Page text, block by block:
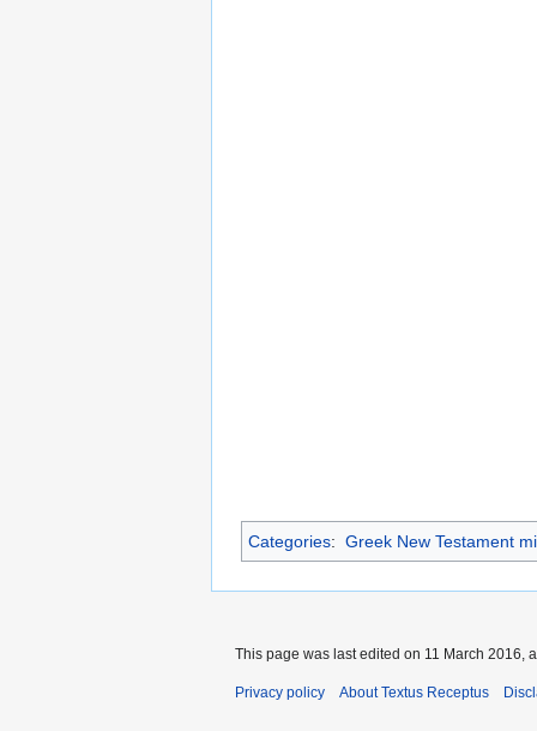
Categories: Greek New Testament
This page was last edited on 11 March 2016,
Privacy policy About Textus Receptus